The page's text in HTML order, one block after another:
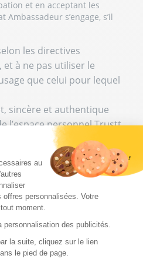
au
personnalisées. Votre
moment.
personnalisation des publicités.
la suite, cliquez sur le lien
le pied de page.
et en acceptant les
Ambassadeur s’engage, s’il
les directives
à ne pas utiliser le
que celui pour lequel
sincère et authentique
l’espace personnel Trustt,
la gratuité du produit, le
reconnaissant être informé
le
du prix de vente public
frais d’envoi par la
campagne s’il ne se
diffamatoires dans le
avis, ou de propos